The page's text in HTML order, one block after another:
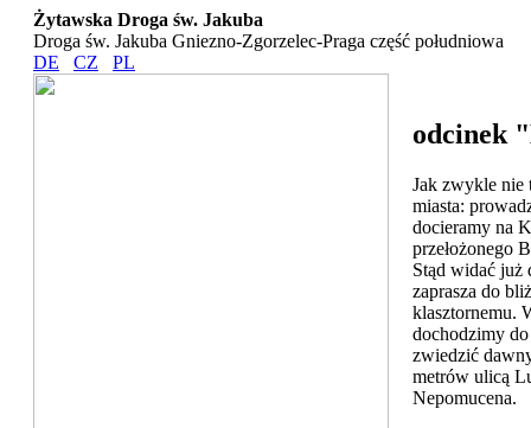
Żytawska Droga św. Jakuba
Droga św. Jakuba Gniezno-Zgorzelec-Praga część południowa
DE
CZ PL
odcinek
Jak zwykle nie
miasta:
docieramy na
przełożonego
Stąd widać
zaprasza do
klasztornemu.
dochodzimy
zwiedzić
metrów ulicą
Nepomucena.